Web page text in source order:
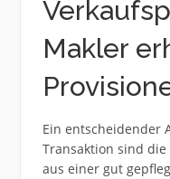
Makler
Ein entscheidender
Transaktion sind
aus einer gut